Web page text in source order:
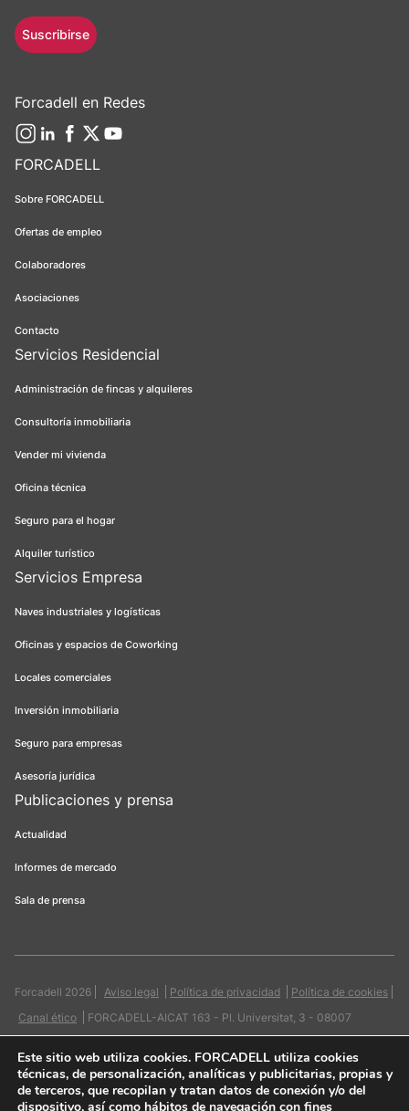
FORCADELL
Sobre FORCADELL
Ofertas de empleo
Colaboradores
Asociaciones
Contacto
Servicios Residencial
Administración de fincas y alquileres
Consultoría inmobiliaria
Vender mi vivienda
Oficina técnica
Seguro para el hogar
Alquiler turístico
Servicios Empresa
Naves industriales y logísticas
Oficinas y espacios de Coworking
Locales comerciales
Inversión inmobiliaria
Seguro para empresas
Asesoría jurídica
Publicaciones y prensa
Actualidad
Informes de mercado
Sala de prensa
Suscribirse
Forcadell en Redes
Forcadell 2026 Aviso legal Política de privacidad
Política de cookies
Canal ético
FORCADELL-AICAT 163 - Pl. Universitat, 3 - 08007
Este sitio web utiliza cookies. FORCADELL utiliza cookies
técnicas, de personalización, analíticas y publicitarias, propias y
de terceros, que recopilan y tratan datos de conexión y/o del
dispositivo, así como hábitos de navegación con fines